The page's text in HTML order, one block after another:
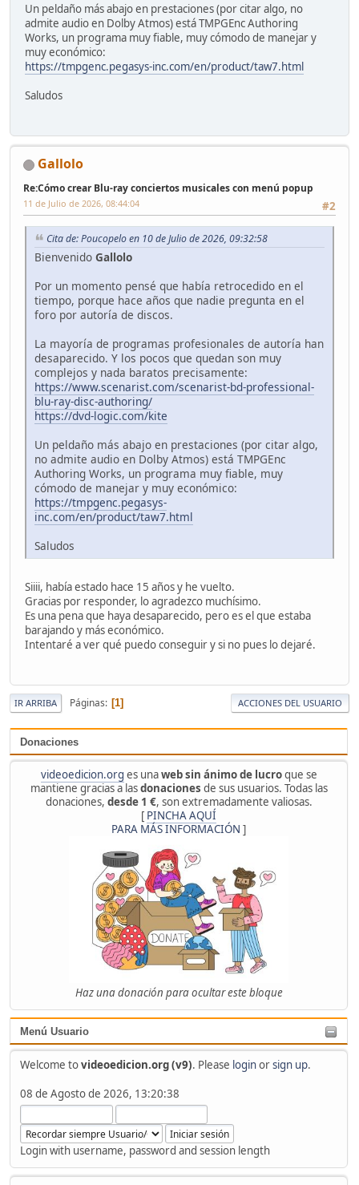
Donaciones
videoedicion.org es unaweb sin ánimo de lucroque se
mantiene gracias a lasdonaciones de sus usuarios. Todas las
donaciones, desde 1 €, son extremadamente valiosas.
[ PINCHA AQUÍ
PARA MÁS INFORMACIÓN ]
Haz una donación para ocultar este bloque
Menú Usuario
Welcome tovideoedicion.org (v9). Please loginorsign up.
08 de Agosto de 2026, 13:20:38
Login with username, password and session length
Un peldaño más abajo en prestaciones (por citar algo, no
admite audio en Dolby Atmos) está TMPGEnc Authoring
Works, un programa muy fiable, muy cómodo de manejar y
muy económico:
https://tmpgenc.pegasys-inc.com/en/product/taw7.html
Saludos
Gallolo
Re:Cómo crear Blu-ray conciertos musicales con menú popup
#2
11 de Julio de 2026, 08:44:04
Cita de: Poucopelo en 10 de Julio de 2026, 09:32:58
Bienvenido Gallolo
Por un momento pensé que había retrocedido en el
tiempo, porque hace años que nadie pregunta en el
foro por autoría de discos.
La mayoría de programas profesionales de autoría han
desaparecido. Y los pocos que quedan son muy
complejos y nada baratos precisamente:
https://www.scenarist.com/scenarist-bd-professional-
blu-ray-disc-authoring/
https://dvd-logic.com/kite
Un peldaño más abajo en prestaciones (por citar algo,
no admite audio en Dolby Atmos) está TMPGEnc
Authoring Works, un programa muy fiable, muy
cómodo de manejar y muy económico:
https://tmpgenc.pegasys-
inc.com/en/product/taw7.html
Saludos
Siiii, había estado hace 15 años y he vuelto.
Gracias por responder, lo agradezco muchísimo.
Es una pena que haya desaparecido, pero es el que estaba
barajando y más económico.
Intentaré a ver qué puedo conseguir y si no pues lo dejaré.
IR ARRIBA Páginas 1 ACCIONES DEL USUARIO